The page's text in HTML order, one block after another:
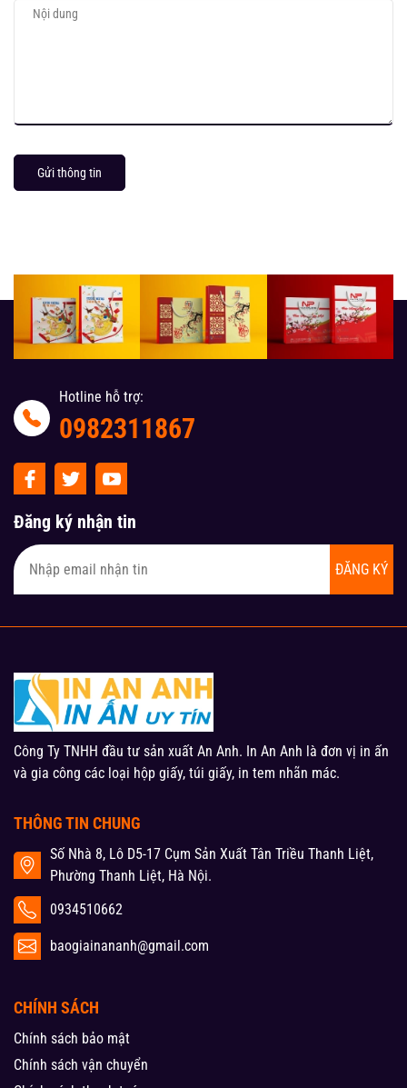
Gửi thông tin
Hotline hỗ trợ:
0982311867
Đăng ký nhận tin
ĐĂNG KÝ
Công Ty TNHH đầu tư sản xuất An Anh. In An Anh là đơn vị in ấn
và gia công các loại hộp giấy, túi giấy, in tem nhãn mác.
THÔNG TIN CHUNG
Số Nhà 8, Lô D5-17 Cụm Sản Xuất Tân Triều Thanh Liệt,
Phường Thanh Liệt, Hà Nội.
0934510662
baogiainananh@gmail.com
CHÍNH SÁCH
Chính sách bảo mật
Chính sách vận chuyển